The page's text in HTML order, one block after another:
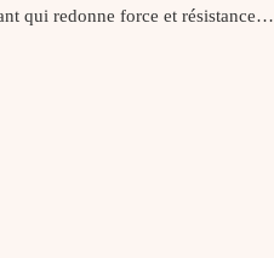
qui redonne force et résistance…